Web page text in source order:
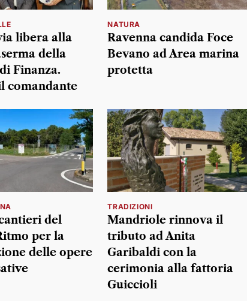
libera alla
della
Finanza.
comandante
NATURA
Ravenna candida Foce
Bevano ad Area marina
protetta
del
per la
delle opere
TRADIZIONI
Mandriole rinnova il
tributo ad Anita
Garibaldi con la
cerimonia alla fattoria
Guiccioli